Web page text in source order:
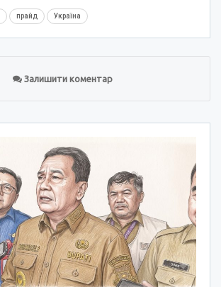
прайд Україна
Залишити коментар